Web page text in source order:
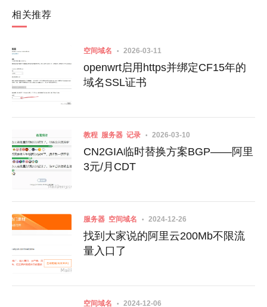
相关推荐
空间域名 2026-03-11
openwrt启用https并绑定CF15年的
域名SSL证书
教程 服务器 记录 2026-03-10
CN2GIA临时替换方案BGP——阿里
3元/月CDT
服务器 空间域名 2024-12-26
找到大家说的阿里云200Mb不限流
量入口了
空间域名 2024-12-06